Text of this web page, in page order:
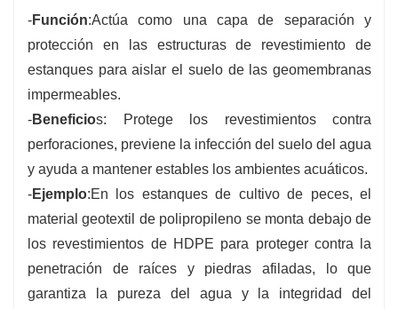
-Función:Actúa como una capa de separación y
protección en las estructuras de revestimiento de
estanques para aislar el suelo de las geomembranas
impermeables.
-Beneficios: Protege los revestimientos contra
perforaciones, previene la infección del suelo del agua
y ayuda a mantener estables los ambientes acuáticos.
-Ejemplo:En los estanques de cultivo de peces, el
material geotextil de polipropileno se monta debajo de
los revestimientos de HDPE para proteger contra la
penetración de raíces y piedras afiladas, lo que
garantiza la pureza del agua y la integridad del